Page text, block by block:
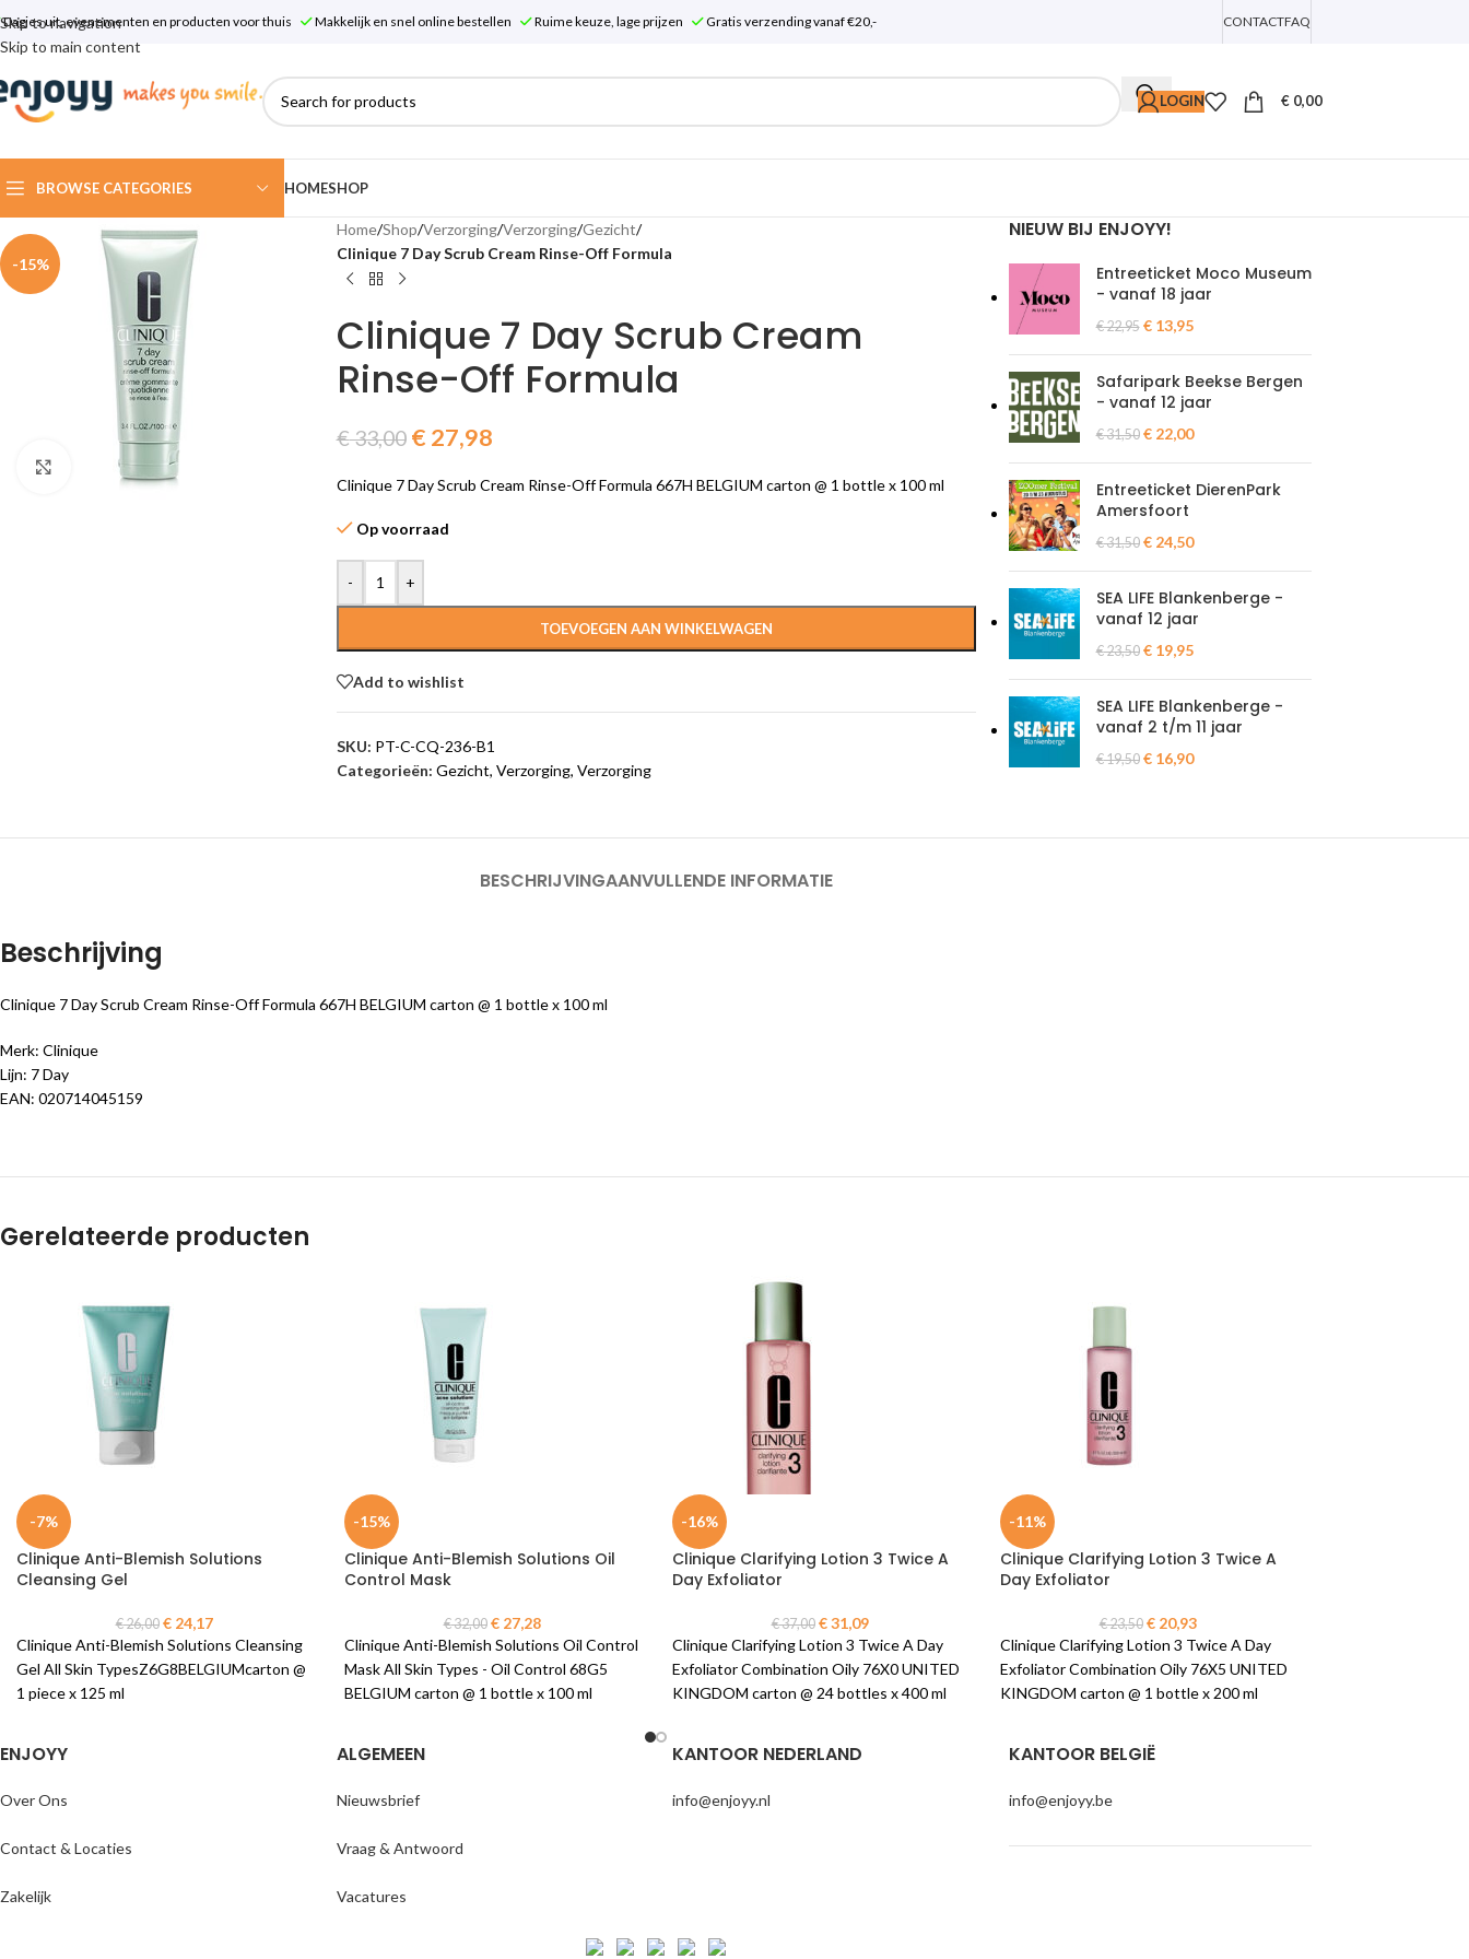
Skip to navigation
Skip to main content
Dagjes uit, evenementen en producten voor thuis Makkelijk en snel online bestellen Ruime keuze, lage prijzen Gratis verzending vanaf €20,- CONTACTFAQ
LOGIN € 0,00
BROWSE CATEGORIES HOMESHOP
-15%
Click to enlarge
Home/Shop/Verzorging/Verzorging/Gezicht/
Clinique 7 Day Scrub Cream Rinse-Off Formula
Clinique 7 Day Scrub Cream
Rinse-Off Formula
€33,00 € 27,98
Clinique 7 Day Scrub Cream Rinse-Off Formula 667H BELGIUM carton @ 1 bottle x 100 ml
Op voorraad
- +
TOEVOEGEN AAN WINKELWAGEN
Add to wishlist
SKU: PT-C-CQ-236-B1
Categorieën: Gezicht, Verzorging, Verzorging
NIEUW BIJ ENJOYY!
Entreeticket Moco Museum
- vanaf 18 jaar
€22,95 €13,95
Safaripark Beekse Bergen
- vanaf 12 jaar
€31,50 €22,00
Entreeticket DierenPark
Amersfoort
€31,50 €24,50
SEA LIFE Blankenberge -
vanaf 12 jaar
€23,50 €19,95
SEA LIFE Blankenberge -
vanaf 2 t/m 11 jaar
€19,50 €16,90
BESCHRIJVINGAANVULLENDE INFORMATIE
Beschrijving
Clinique 7 Day Scrub Cream Rinse-Off Formula 667H BELGIUM carton @ 1 bottle x 100 ml
Merk: Clinique
Lijn: 7 Day
EAN: 020714045159
Gerelateerde producten
-7%
Clinique Anti-Blemish Solutions
Cleansing Gel
€26,00 €24,17
Clinique Anti-Blemish Solutions Cleansing
Gel All Skin TypesZ6G8BELGIUMcarton @
1 piece x 125 ml
-15%
Clinique Anti-Blemish Solutions Oil
Control Mask
€32,00 €27,28
Clinique Anti-Blemish Solutions Oil Control
Mask All Skin Types - Oil Control 68G5
BELGIUM carton @ 1 bottle x 100 ml
-16%
Clinique Clarifying Lotion 3 Twice A
Day Exfoliator
€37,00 €31,09
Clinique Clarifying Lotion 3 Twice A Day
Exfoliator Combination Oily 76X0 UNITED
KINGDOM carton @ 24 bottles x 400 ml
-11%
Clinique Clarifying Lotion 3 Twice A
Day Exfoliator
€23,50 €20,93
Clinique Clarifying Lotion 3 Twice A Day
Exfoliator Combination Oily 76X5 UNITED
KINGDOM carton @ 1 bottle x 200 ml
ENJOYY
Over Ons
Contact & Locaties
Zakelijk
ALGEMEEN
Nieuwsbrief
Vraag & Antwoord
Vacatures
KANTOOR NEDERLAND
info@enjoyy.nl
KANTOOR BELGIË
info@enjoyy.be